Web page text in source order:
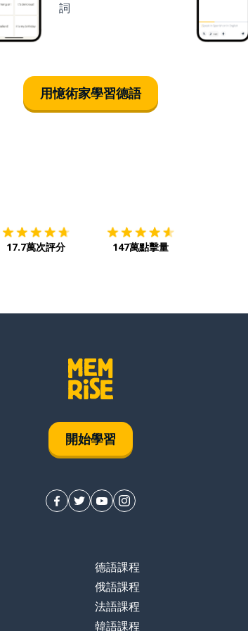
詞
用憶術家學習德語
17.7萬次評分 147萬點擊量
開始學習
德語課程
俄語課程
法語課程
韓語課程